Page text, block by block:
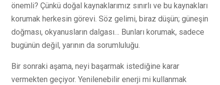
önemli? Çünkü doğal kaynaklarımız sınırlı ve bu kaynakları
korumak herkesin görevi. Söz gelimi, biraz düşün; güneşin
doğması, okyanusların dalgası… Bunları korumak, sadece
bugünün değil, yarının da sorumluluğu.
Bir sonraki aşama, neyi başarmak istediğine karar
vermekten geçiyor. Yenilenebilir enerji mi kullanmak